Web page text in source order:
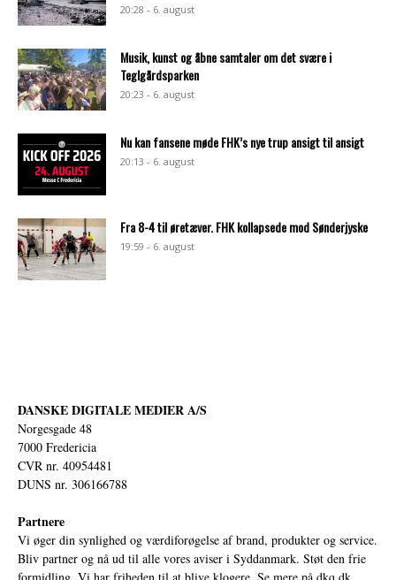
20:28 - 6. august
Musik, kunst og åbne samtaler om det svære i
Teglgårdsparken
20:23 - 6. august
Nu kan fansene møde FHK’s nye trup ansigt til ansigt
20:13 - 6. august
Fra 8-4 til øretæver. FHK kollapsede mod Sønderjyske
19:59 - 6. august
DANSKE DIGITALE MEDIER A/S
Norgesgade 48
7000 Fredericia
CVR nr. 40954481
DUNS nr. 306166788
Partnere
Vi øger din synlighed og værdiforøgelse af brand, produkter og service.
Bliv partner og nå ud til alle vores aviser i Syddanmark. Støt den frie